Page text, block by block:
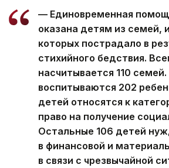
— Единовременная
оказана детям из семей,
которых пострадало в
стихийного бедствия.
насчитывается 110
воспитываются 202
детей относятся к
право на получение
Остальные 106 детей
в финансовой и
в связи с чрезвычайной